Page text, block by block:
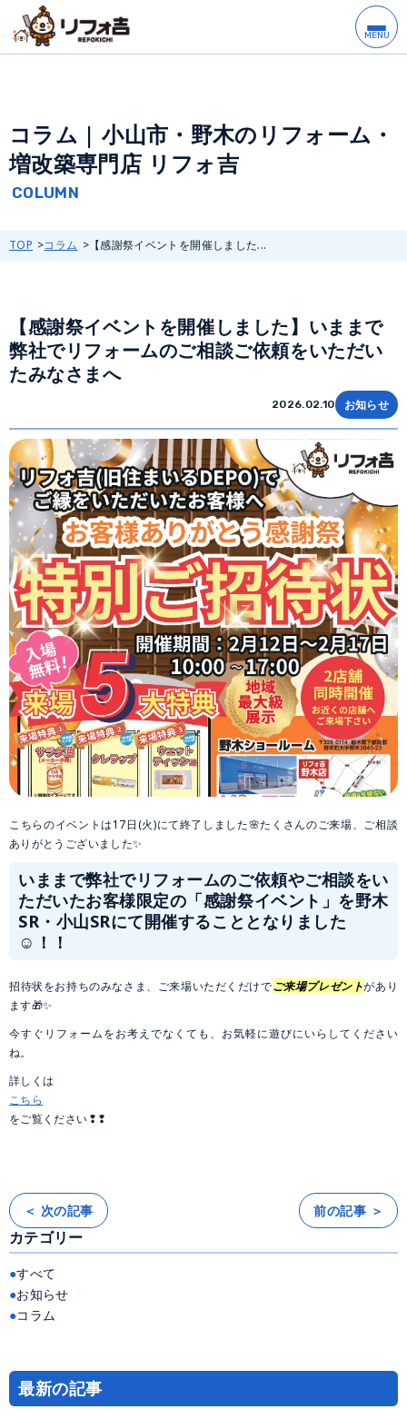
コラム | 小山市・野木のリフォーム・
増改築専門店 リフォ吉
TOP コラム 【感謝祭イベントを開催しました...
【感謝祭イベントを開催しました】いままで
弊社でリフォームのご相談ご依頼をいただい
たみなさまへ
2026.02.10 お知らせ
こちらのイベントは17日(火)にて終了しました🌸たくさんのご来場、ご相談
ありがとうございました✨
いままで弊社でリフォームのご依頼やご相談をい
ただいたお客様限定の「感謝祭イベント」を野木
SR・小山SRにて開催することとなりました
☺！！
招待状をお持ちのみなさま、ご来場いただくだけでご来場プレゼントがあり
ます🎁✨
今すぐリフォームをお考えでなくても、お気軽に遊びにいらしてください
ね。
詳しくは
こちら
をご覧ください❢❢
投
稿
ナ
ビ
ゲ
ー
シ
ョ
ン
＜ 次の記事 前の記事 ＞
カテゴリー
すべて
お知らせ
コラム
最新の記事